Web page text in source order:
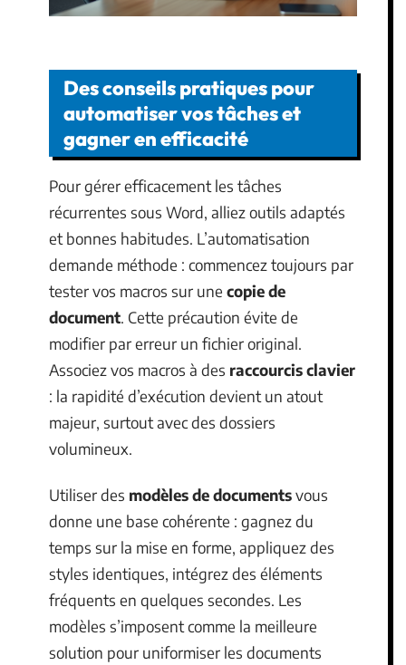
Des conseils pratiques pour
automatiser vos tâches et
gagner en efficacité
Pour gérer efficacement les tâches
récurrentes sous Word, alliez outils adaptés
et bonnes habitudes. L’automatisation
demande méthode : commencez toujours par
tester vos macros sur une copie de
document. Cette précaution évite de
modifier par erreur un fichier original.
Associez vos macros à des raccourcis clavier
: la rapidité d’exécution devient un atout
majeur, surtout avec des dossiers
volumineux.
Utiliser des modèles de documentsvous
donne une base cohérente : gagnez du
temps sur la mise en forme, appliquez des
styles identiques, intégrez des éléments
fréquents en quelques secondes. Les
modèles s’imposent comme la meilleure
solution pour uniformiser les documents